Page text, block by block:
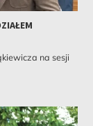
na sesji